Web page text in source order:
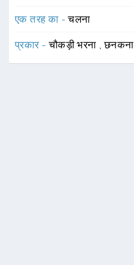
एक तरह का -चलना
प्रकार -चौकड़ी भरना ,छनकना